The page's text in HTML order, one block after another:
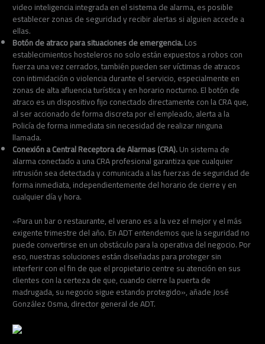
video inteligencia integrada en el sistema de alarma, es posible
establecer zonas de seguridad y recibir alertas si alguien accede a
ellas.
Botón de atraco para situaciones de emergencia.Los
establecimientos hosteleros no solo están expuestos a robos con
fuerza una vez cerrados, también pueden ser víctimas de atracos
con intimidación o violencia durante el servicio, especialmente en
zonas de alta afluencia turística y en horario nocturno. El botón de
atraco es un dispositivo fijo conectado directamente con la CRA que,
al ser accionado de forma discreta por el empleado, alerta a la
Policía de forma inmediata sin necesidad de realizar ninguna
llamada.
Conexión a Central Receptora de Alarmas (CRA).Un sistema de
alarma conectado a una CRA profesional garantiza que cualquier
intrusión sea detectada y comunicada a las fuerzas de seguridad de
forma inmediata, independientemente del horario de cierre y en
cualquier día y hora.
«Para un bar o restaurante, el verano es a la vez el mejor y el más
exigente trimestre del año. En ADT entendemos que la seguridad no
puede convertirse en un obstáculo para la operativa del negocio. Por
eso, nuestras soluciones están diseñadas para proteger sin
interferir con el fin de que el propietario centre su atención en sus
clientes con la certeza de que, cuando cierre la puerta de
madrugada, su negocio sigue estando protegido», añade José
González Osma, director general de ADT.